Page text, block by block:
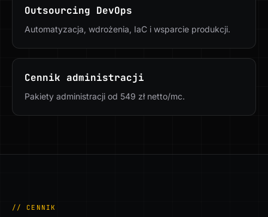
Outsourcing DevOps
Automatyzacja, wdrożenia, IaC i wsparcie produkcji.
Cennik administracji
Pakiety administracji od 549 zł netto/mc.
// CENNIK